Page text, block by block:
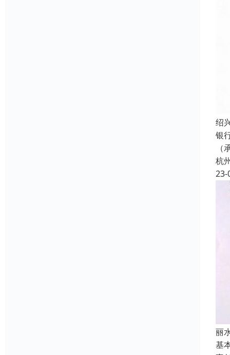
绍
银
杭
23-
丽
基